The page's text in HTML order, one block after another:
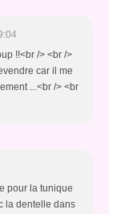
!!<br /> <br />
car il me
...<br /> <br
pour la tunique
la dentelle dans